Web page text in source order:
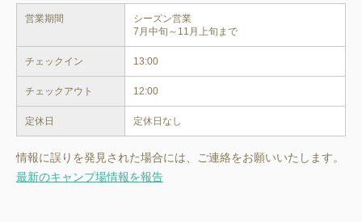
営業期間
シーズン営業
チェックイン 13:00
チェックアウト 12:00
定休日 定休日なし
情報に誤りを発見された場合には、ご連絡をお願いいたします。
最新のキャンプ場情報を報告